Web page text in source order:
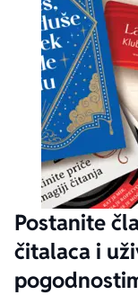
Postanite
čitalaca i